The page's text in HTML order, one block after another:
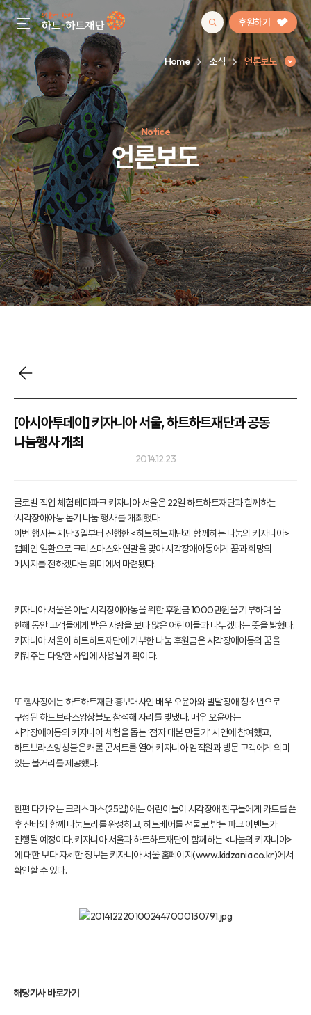
gnb menu open 후원하기
인기 키워드
#정기후원#하트플레이스#캠페인#팬덤후원
Home 소식 언론보도
Notice
언론보도
언론보도
[아시아투데이] 키자니아 서울, 하트하트재단과 공동
나눔행사 개최
2014.12.23
글로벌 직업 체험 테마파크 키자니아 서울은 22일 하트하트재단과 함께하는
‘시각장애아동 돕기 나눔 행사’를 개최했다.
이번 행사는 지난 3일부터 진행한 <하트하트재단과 함께하는 나눔의 키자니아>
캠페인 일환으로 크리스마스와 연말을 맞아 시각장애아동에게 꿈과 희망의
메시지를 전하겠다는 의미에서 마련됐다.
키자니아 서울은 이날 시각장애아동을 위한 후원금 1000만원을 기부하며 올
한해 동안 고객들에게 받은 사랑을 보다 많은 어린이들과 나누겠다는 뜻을 밝혔다.
키자니아 서울이 하트하트재단에 기부한 나눔 후원금은 시각장애아동의 꿈을
키워주는 다양한 사업에 사용될 계획이다.
또 행사장에는 하트하트재단 홍보대사인 배우 오윤아와 발달장애 청소년으로
구성된 하트브라스앙상블도 참석해 자리를 빛냈다. 배우 오윤아는
시각장애아동의 키자니아 체험을 돕는 ‘점자 대본 만들기’ 시연에 참여했고,
하트브라스앙상블은 캐롤 콘서트를 열어 키자니아 임직원과 방문 고객에게 의미
있는 볼거리를 제공했다.
한편 다가오는 크리스마스(25일)에는 어린이들이 시각장애 친구들에게 카드를 쓴
후 산타와 함께 나눔트리를 완성하고, 하트베어를 선물로 받는 파크 이벤트가
진행될 예정이다. 키자니아 서울과 하트하트재단이 함께하는 <나눔의 키자니아>
에 대한 보다 자세한 정보는 키자니아 서울 홈페이지(www.kidzania.co.kr)에서
확인할 수 있다.
해당기사 바로가기